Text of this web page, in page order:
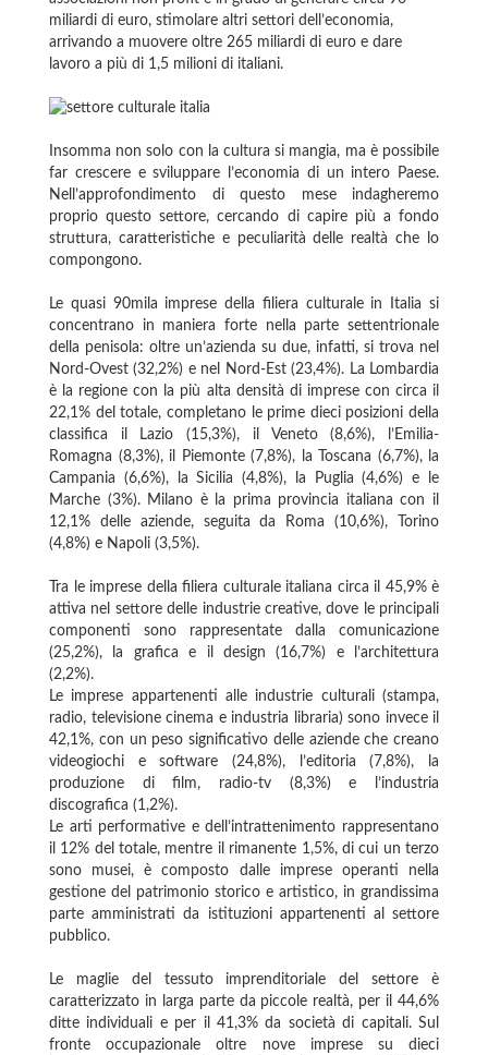
miliardi di euro, stimolare altri settori dell’economia,
arrivando a muovere oltre 265 miliardi di euro e dare
lavoro a più di 1,5 milioni di italiani.
Insomma non solo con la cultura si mangia, ma è possibile
far crescere e sviluppare l’economia di un intero Paese.
Nell’approfondimento di questo mese indagheremo
proprio questo settore, cercando di capire più a fondo
struttura, caratteristiche e peculiarità delle realtà che lo
compongono.
Le quasi 90mila imprese della filiera culturale in Italia si
concentrano in maniera forte nella parte settentrionale
della penisola: oltre un’azienda su due, infatti, si trova nel
Nord-Ovest (32,2%) e nel Nord-Est (23,4%). La Lombardia
è la regione con la più alta densità di imprese con circa il
22,1% del totale, completano le prime dieci posizioni della
classifica il Lazio (15,3%), il Veneto (8,6%), l’Emilia-
Romagna (8,3%), il Piemonte (7,8%), la Toscana (6,7%), la
Campania (6,6%), la Sicilia (4,8%), la Puglia (4,6%) e le
Marche (3%). Milano è la prima provincia italiana con il
12,1% delle aziende, seguita da Roma (10,6%), Torino
(4,8%) e Napoli (3,5%).
Tra le imprese della filiera culturale italiana circa il 45,9% è
attiva nel settore delle industrie creative, dove le principali
componenti sono rappresentate dalla comunicazione
(25,2%), la grafica e il design (16,7%) e l’architettura
(2,2%).
Le imprese appartenenti alle industrie culturali (stampa,
radio, televisione cinema e industria libraria) sono invece il
42,1%, con un peso significativo delle aziende che creano
videogiochi e software (24,8%), l’editoria (7,8%), la
produzione di film, radio-tv (8,3%) e l’industria
discografica (1,2%).
Le arti performative e dell’intrattenimento rappresentano
il 12% del totale, mentre il rimanente 1,5%, di cui un terzo
sono musei, è composto dalle imprese operanti nella
gestione del patrimonio storico e artistico, in grandissima
parte amministrati da istituzioni appartenenti al settore
pubblico.
Le maglie del tessuto imprenditoriale del settore è
caratterizzato in larga parte da piccole realtà, per il 44,6%
ditte individuali e per il 41,3% da società di capitali. Sul
fronte occupazionale oltre nove imprese su dieci